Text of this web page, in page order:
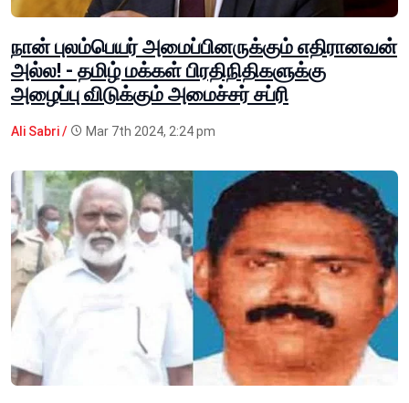
நான் புலம்பெயர் அமைப்பினருக்கும் எதிரானவன்
அல்ல! - தமிழ் மக்கள் பிரதிநிதிகளுக்கு
அழைப்பு விடுக்கும் அமைச்சர் சப்ரி
Ali Sabri / Mar 7th 2024, 2:24 pm